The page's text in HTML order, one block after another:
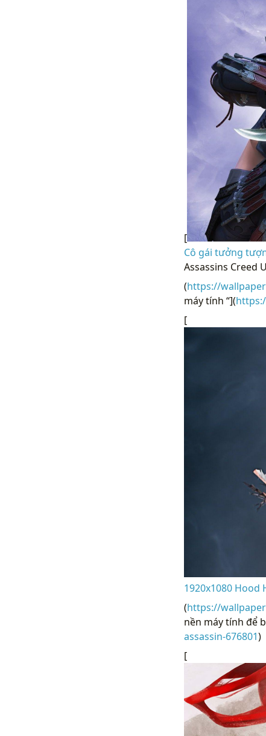
[
Cô gái tưởng
Assassins Creed
(https://
máy tính “](
[
1920x1080 Hood
(https://
nền máy tính để
assassin-676801)
[